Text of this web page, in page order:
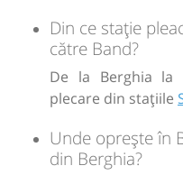
Sursa:Prodcomimpex Fanetrans SRL
Din ce stație
către Band?
De la Berghia la
plecare din stațiile
Unde oprește în
din Berghia?